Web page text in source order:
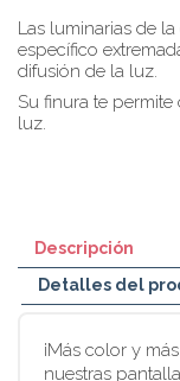
Las luminarias de
específico
difusión de la luz.
Su finura te
luz.
Descripción
Detalles del
¡Más color y
nuestras